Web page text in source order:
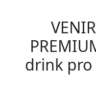
drink pro